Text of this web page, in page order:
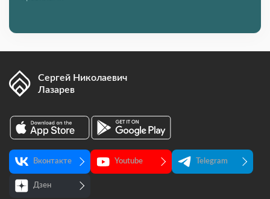
Сергей Николаевич
Лазарев
Вконтакте Youtube Telegram
Дзен